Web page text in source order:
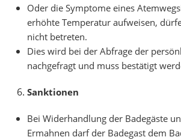
Oder die Symptome eines
erhöhte Temperatur aufweisen,
nicht betreten.
Dies wird bei der Abfrage der
nachgefragt und muss bestätigt
Sanktionen
Bei Widerhandlung der Badegäste
Ermahnen darf der Badegast dem